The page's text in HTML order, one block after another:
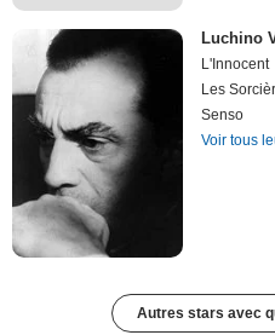
Luchino
L'Innocent
Les
Senso
Voir tous
Autres stars avec